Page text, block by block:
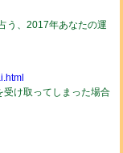
う、2017年あなたの運
受け取ってしまった場合